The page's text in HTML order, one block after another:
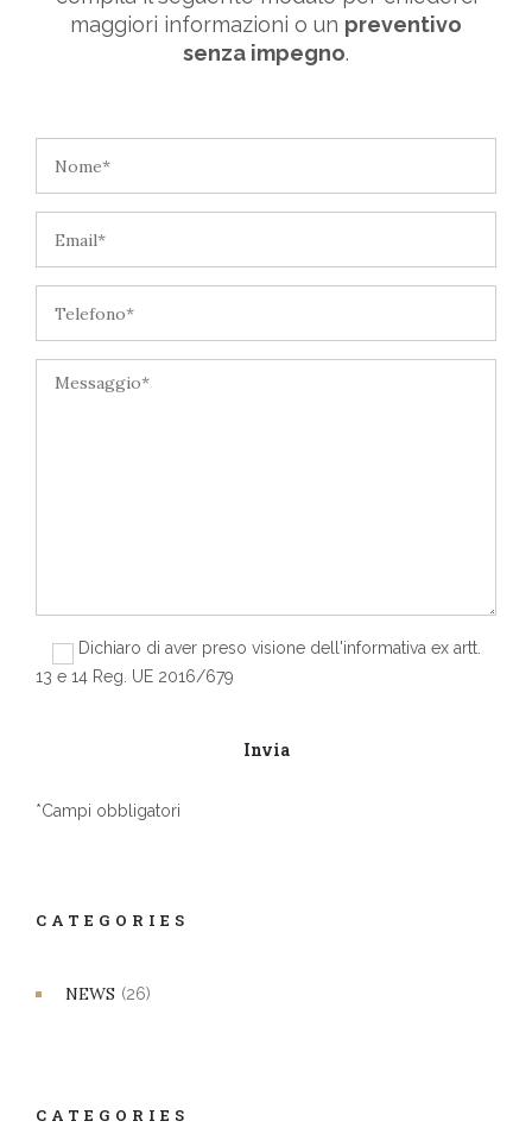
maggiori informazioni o un preventivo
senza impegno.
Dichiaro di aver preso visione dell'informativa ex artt.
13 e 14 Reg. UE 2016/679
*Campi obbligatori
CATEGORIES
NEWS (26)
CATEGORIES